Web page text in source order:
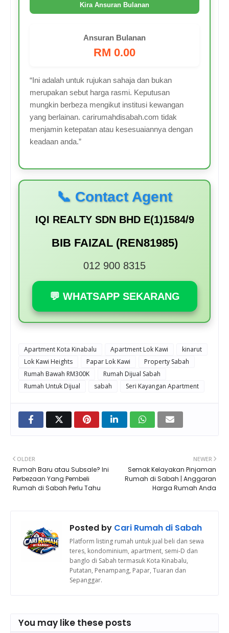
Kira Ansuran Bulanan
Ansuran Bulanan
RM 0.00
“Ini adalah untuk rujukan sahaja dan bukan
merupakan sebut harga rasmi. Keputusan
mungkin berbeza mengikut institusi kewangan
yang berlainan. carirumahdisabah.com tidak
menjamin ketepatan atau kesesuaiannya dengan
keadaan anda.”
📞 Contact Agent
IQI REALTY SDN BHD E(1)1584/9
BIB FAIZAL (REN81985)
012 900 8315
💬 WHATSAPP SEKARANG
Apartment Kota Kinabalu Apartment Lok Kawi
kinarut
Lok Kawi Heights
Papar Lok Kawi
Property Sabah
Rumah Bawah RM300K
Rumah Dijual Sabah
Rumah Untuk Dijual
sabah Seri Kayangan Apartment
NEWER
Semak Kelayakan Pinjaman
Rumah di Sabah | Anggaran
Harga Rumah Anda
OLDER
Rumah Baru atau Subsale? Ini
Perbezaan Yang Pembeli
Rumah di Sabah Perlu Tahu
Posted by Cari Rumah di Sabah
Platform listing rumah untuk jual beli dan sewa
teres, kondominium, apartment, semi-D dan
banglo di Sabah termasuk Kota Kinabalu,
Putatan, Penampang, Papar, Tuaran dan
Sepanggar.
You may like these posts